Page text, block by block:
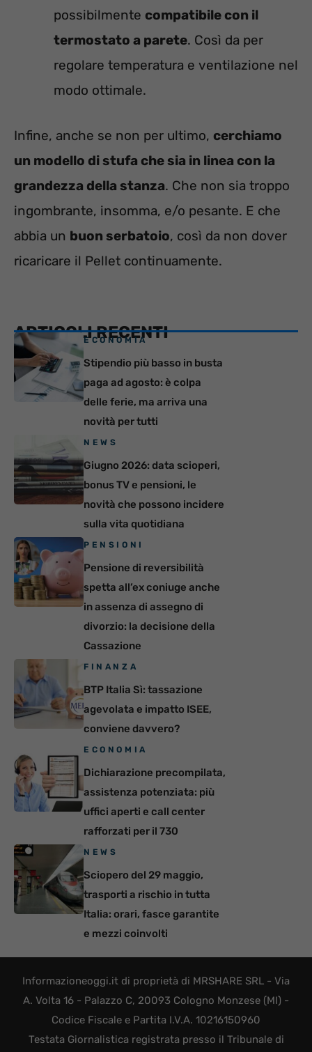
possibilmente compatibile con il
termostato a parete. Così da per
regolare temperatura e ventilazione nel
modo ottimale.
Infine, anche se non per ultimo, cerchiamo
un modello di stufa che sia in linea con la
grandezza della stanza. Che non sia troppo
ingombrante, insomma, e/o pesante. E che
abbia un buon serbatoio, così da non dover
ricaricare il Pellet continuamente.
ARTICOLI RECENTI
ECONOMIA
Stipendio più basso in busta
paga ad agosto: è colpa
delle ferie, ma arriva una
novità per tutti
NEWS
Giugno 2026: data scioperi,
bonus TV e pensioni, le
novità che possono incidere
sulla vita quotidiana
PENSIONI
Pensione di reversibilità
spetta all’ex coniuge anche
in assenza di assegno di
divorzio: la decisione della
Cassazione
FINANZA
BTP Italia Sì: tassazione
agevolata e impatto ISEE,
conviene davvero?
ECONOMIA
Dichiarazione precompilata,
assistenza potenziata: più
uffici aperti e call center
rafforzati per il 730
NEWS
Sciopero del 29 maggio,
trasporti a rischio in tutta
Italia: orari, fasce garantite
e mezzi coinvolti
Informazioneoggi.it di proprietà di MRSHARE SRL - Via
A. Volta 16 - Palazzo C, 20093 Cologno Monzese (MI) -
Codice Fiscale e Partita I.V.A. 10216150960
Testata Giornalistica registrata presso il Tribunale di